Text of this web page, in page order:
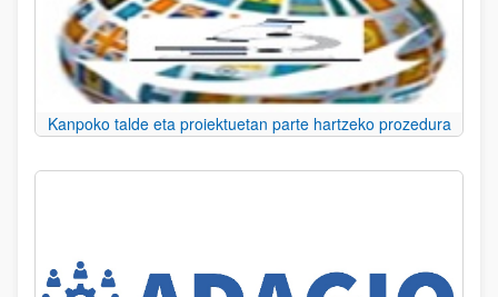
Kanpoko talde eta proiektuetan parte hartzeko prozedura